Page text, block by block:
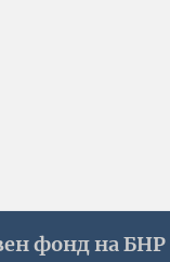
фонд на БНР